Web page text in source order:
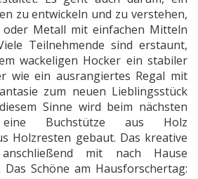
zu entwickeln und zu verstehen,
Metall mit einfachen Mitteln
Teilnehmende sind erstaunt,
wackeligen Hocker ein stabiler
wie ein ausrangiertes Regal mit
zum neuen Lieblingsstück
Sinne wird beim nächsten
eine Buchstütze aus Holz
Holzresten gebaut. Das kreative
mit nach Hause
Schöne am Hausforschertag: